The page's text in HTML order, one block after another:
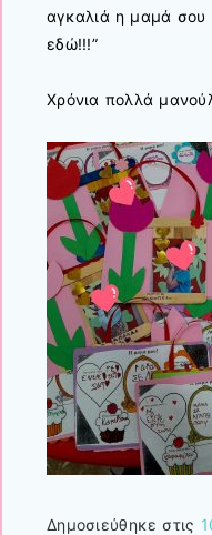
αγκαλιά η μαμά σου
εδώ!!!”
Χρόνια πολλά
Δημοσιεύθηκε στις